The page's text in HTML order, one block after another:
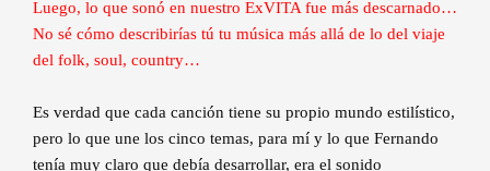
Luego, lo que sonó en nuestro ExVITA fue más descarnado…
No sé cómo describirías tú tu música más allá de lo del viaje
del folk, soul, country…
Es verdad que cada canción tiene su propio mundo estilístico,
pero lo que une los cinco temas, para mí y lo que Fernando
tenía muy claro que debía desarrollar, era el sonido